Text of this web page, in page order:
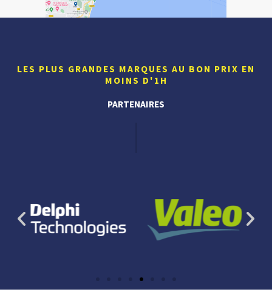
LES PLUS GRANDES MARQUES AU BON PRIX EN
MOINS D'1H
PARTENAIRES